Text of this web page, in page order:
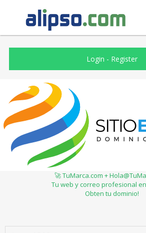
Login - Register
🚀 TuMarca.com +
Tu web y correo profesional
Obten tu dominio!